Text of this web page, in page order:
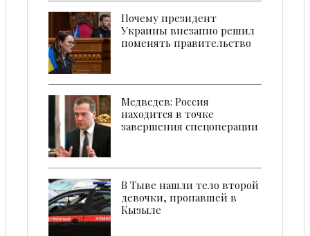
Почему президент
Украины внезапно решил
поменять правительство
Медведев: Роcсия
находится в точке
завершения спецоперации
В Тыве нашли тело второй
девочки, пропавшей в
Кызыле